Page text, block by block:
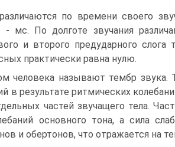
по времени своего
мс. По долготе звучания
и второго предударного
практически равна нулю.
человека называют тембр звука.
в результате ритмических
частей звучащего тела.
основного тона, а сила
и обертонов, что отражается на